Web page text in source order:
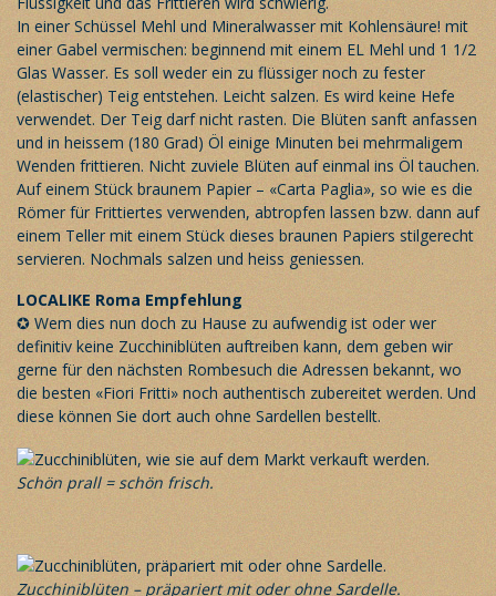
In einer Schüssel Mehl und Mineralwasser mit Kohlensäure! mit
einer Gabel vermischen: beginnend mit einem EL Mehl und 1 1/2
Glas Wasser. Es soll weder ein zu flüssiger noch zu fester
(elastischer) Teig entstehen. Leicht salzen. Es wird keine Hefe
verwendet. Der Teig darf nicht rasten. Die Blüten sanft anfassen
und in heissem (180 Grad) Öl einige Minuten bei mehrmaligem
Wenden frittieren. Nicht zuviele Blüten auf einmal ins Öl tauchen.
Auf einem Stück braunem Papier – «Carta Paglia», so wie es die
Römer für Frittiertes verwenden, abtropfen lassen bzw. dann auf
einem Teller mit einem Stück dieses braunen Papiers stilgerecht
servieren. Nochmals salzen und heiss geniessen.
LOCALIKE Roma Empfehlung
✪ Wem dies nun doch zu Hause zu aufwendig ist oder wer
definitiv keine Zucchiniblüten auftreiben kann, dem geben wir
gerne für den nächsten Rombesuch die Adressen bekannt, wo
die besten «Fiori Fritti» noch authentisch zubereitet werden. Und
diese können Sie dort auch ohne Sardellen bestellt.
Schön prall = schön frisch.
Zucchiniblüten – präpariert mit oder ohne Sardelle.